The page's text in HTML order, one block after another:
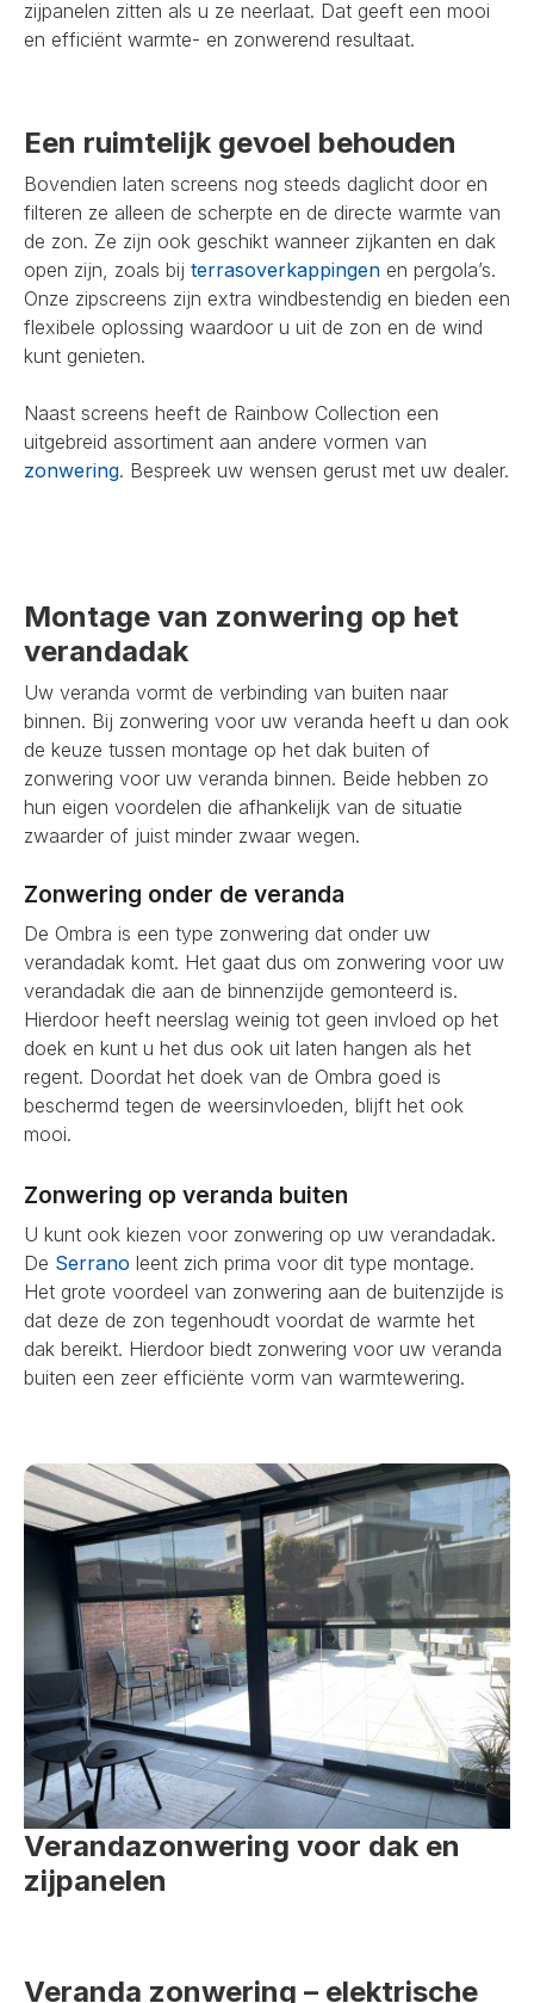
zijpanelen zitten als u ze neerlaat. Dat geeft een mooi
en efficiënt warmte- en zonwerend resultaat.
Een ruimtelijk gevoel behouden
Bovendien laten screens nog steeds daglicht door en
filteren ze alleen de scherpte en de directe warmte van
de zon. Ze zijn ook geschikt wanneer zijkanten en dak
open zijn, zoals bij terrasoverkappingen en pergola’s.
Onze zipscreens zijn extra windbestendig en bieden een
flexibele oplossing waardoor u uit de zon en de wind
kunt genieten.
Naast screens heeft de Rainbow Collection een
uitgebreid assortiment aan andere vormen van
zonwering. Bespreek uw wensen gerust met uw dealer.
Montage van zonwering op het
verandadak
Uw veranda vormt de verbinding van buiten naar
binnen. Bij zonwering voor uw veranda heeft u dan ook
de keuze tussen montage op het dak buiten of
zonwering voor uw veranda binnen. Beide hebben zo
hun eigen voordelen die afhankelijk van de situatie
zwaarder of juist minder zwaar wegen.
Zonwering onder de veranda
De Ombra is een type zonwering dat onder uw
verandadak komt. Het gaat dus om zonwering voor uw
verandadak die aan de binnenzijde gemonteerd is.
Hierdoor heeft neerslag weinig tot geen invloed op het
doek en kunt u het dus ook uit laten hangen als het
regent. Doordat het doek van de Ombra goed is
beschermd tegen de weersinvloeden, blijft het ook
mooi.
Zonwering op veranda buiten
U kunt ook kiezen voor zonwering op uw verandadak.
De Serrano leent zich prima voor dit type montage.
Het grote voordeel van zonwering aan de buitenzijde is
dat deze de zon tegenhoudt voordat de warmte het
dak bereikt. Hierdoor biedt zonwering voor uw veranda
buiten een zeer efficiënte vorm van warmtewering.
Verandazonwering voor dak en
zijpanelen
Veranda zonwering – elektrische